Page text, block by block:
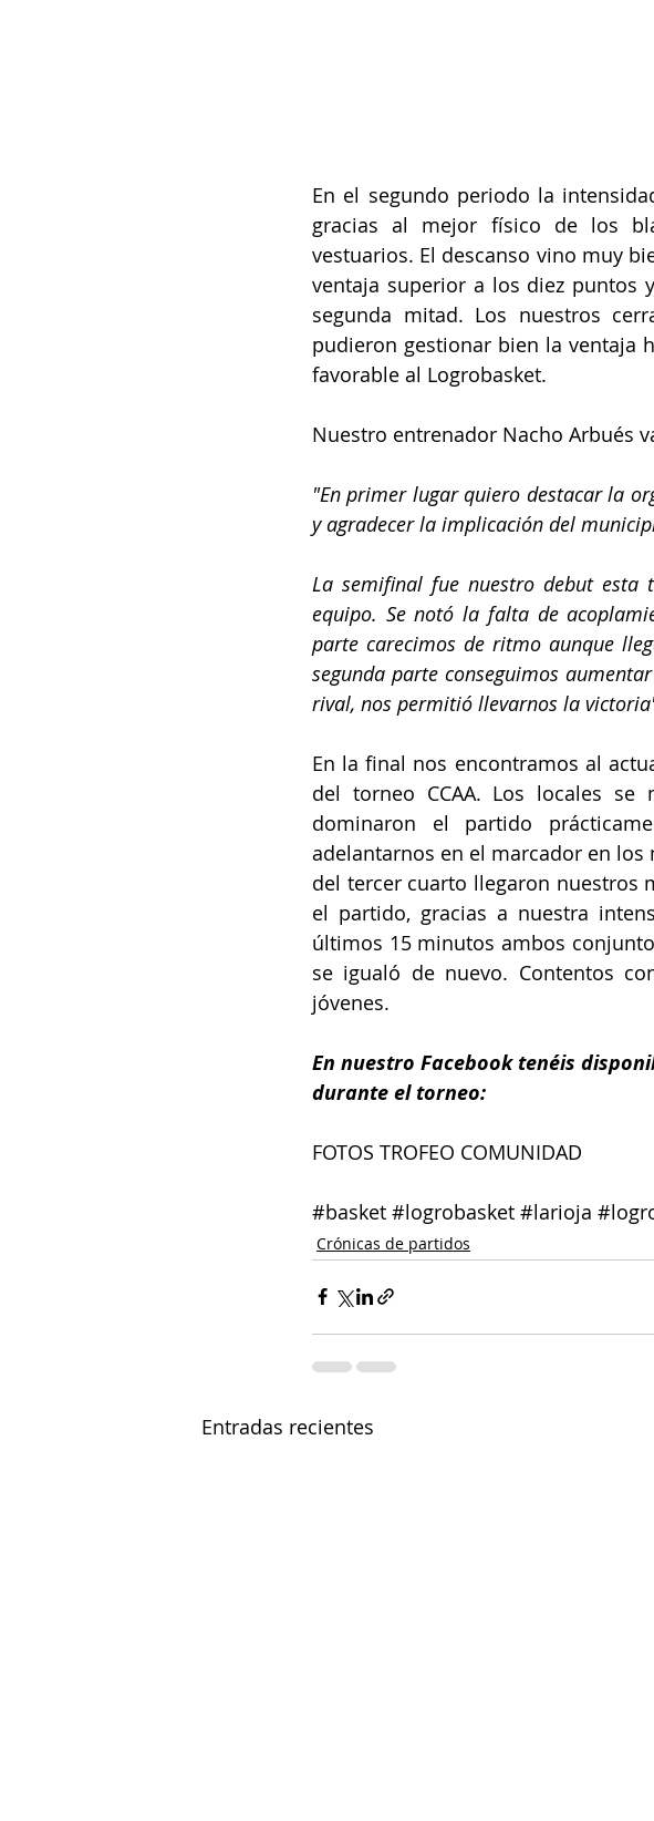
En el segundo periodo la
gracias al mejor físico de los
vestuarios. El descanso vino muy
ventaja superior a los diez puntos
segunda mitad. Los nuestros
pudieron gestionar bien la ventaja
favorable al Logrobasket.
Nuestro entrenador Nacho Arbués
"En primer lugar quiero destacar la
y agradecer la implicación del
La semifinal fue nuestro debut esta
equipo. Se notó la falta de
parte carecimos de ritmo aunque
segunda parte conseguimos
rival, nos permitió llevarnos la
En la final nos encontramos al
del torneo CCAA. Los locales
dominaron el partido
adelantarnos en el marcador en
del tercer cuarto llegaron nuestros
el partido, gracias a nuestra
últimos 15 minutos ambos
se igualó de nuevo. Contentos
jóvenes.
En nuestro Facebook tenéis
durante el torneo:
FOTOS TROFEO COMUNIDAD
#basket #logrobasket #larioja
Crónicas de partidos
Entradas recientes